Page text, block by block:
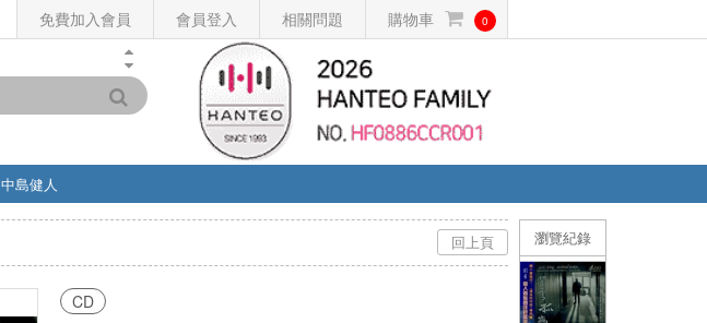
免費加入會員 會員登入 相關問題 購物車 0
中島健人
瀏覽紀錄
回上頁
CD